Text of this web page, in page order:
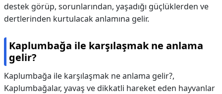
destek görüp, sorunlarından, yaşadığı güçlüklerden ve
dertlerinden kurtulacak anlamına gelir.
Kaplumbağa ile karşılaşmak ne anlama
gelir?
Kaplumbağa ile karşılaşmak ne anlama gelir?,
Kaplumbağalar, yavaş ve dikkatli hareket eden hayvanlar